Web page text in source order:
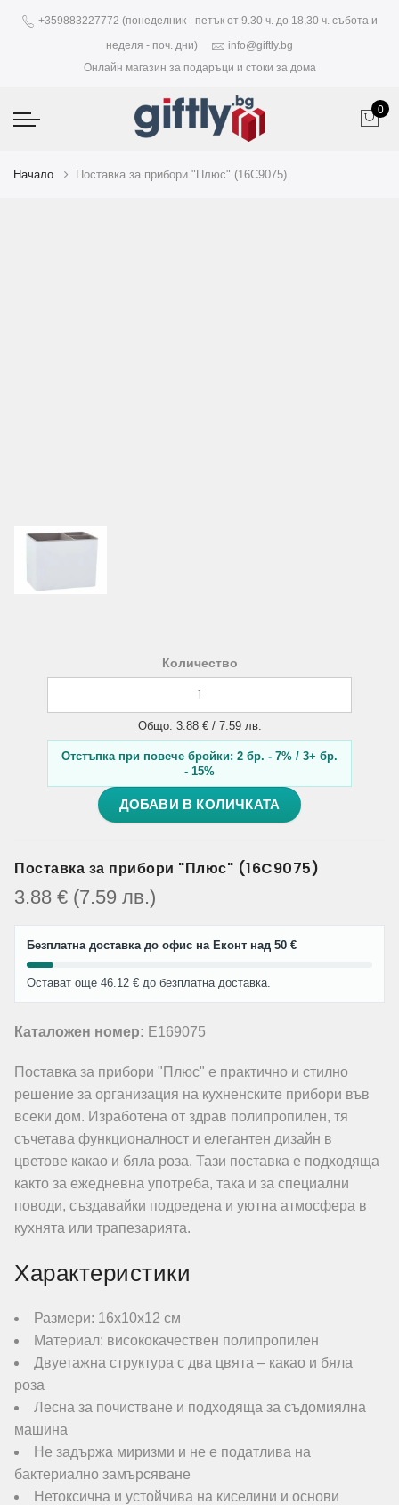
+359883227772 (понеделник - петък от 9.30 ч. до 18,30 ч. събота и
неделя - поч. дни)
info@giftly.bg
Онлайн магазин за подаръци и стоки за дома
0
Начало Поставка за прибори "Плюс" (16C9075)
Количество
Общо: 3.88 € / 7.59 лв.
Отстъпка при повече бройки: 2 бр. - 7% / 3+ бр.
- 15%
ДОБАВИ В КОЛИЧКАТА
Поставка за прибори "Плюс" (16C9075)
3.88 € (7.59 лв.)
Безплатна доставка до офис на Еконт над 50 €
Остават още 46.12 € до безплатна доставка.
Каталожен номер: E169075
Поставка за прибори "Плюс" е практично и стилно
решение за организация на кухненските прибори във
всеки дом. Изработена от здрав полипропилен, тя
съчетава функционалност и елегантен дизайн в
цветове какао и бяла роза. Тази поставка е подходяща
както за ежедневна употреба, така и за специални
поводи, създавайки подредена и уютна атмосфера в
кухнята или трапезарията.
Характеристики
Размери: 16х10х12 см
Материал: висококачествен полипропилен
Двуетажна структура с два цвята – какао и бяла
роза
Лесна за почистване и подходяща за съдомиялна
машина
Не задържа миризми и не е податлива на
бактериално замърсяване
Нетоксична и устойчива на киселини и основи